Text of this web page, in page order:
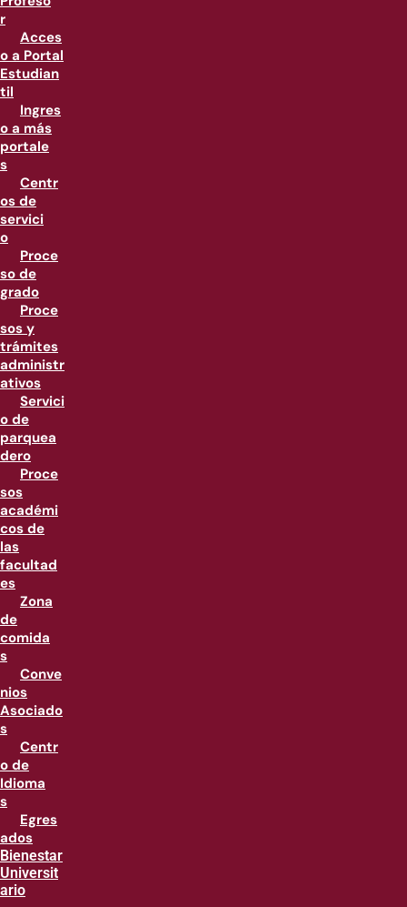
r
Acces
o a Portal
Estudian
til
Ingres
o a más
portale
s
Centr
os de
servici
o
Proce
so de
grado
Proce
sos y
trámites
administr
ativos
Servici
o de
parquea
dero
Proce
sos
académi
cos de
las
facultad
es
Zona
de
comida
s
Conve
nios
Asociado
s
Centr
o de
Idioma
s
Egres
ados
Bienestar
Universit
ario